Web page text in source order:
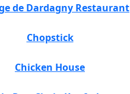
de Dardagny Restaurant
Chopstick
Chicken House